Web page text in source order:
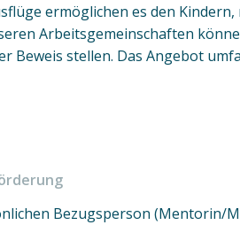
ermöglichen es den
Arbeitsgemeinschaften
Beweis stellen. Das Angebot
Bezugsperson (Mentorin/